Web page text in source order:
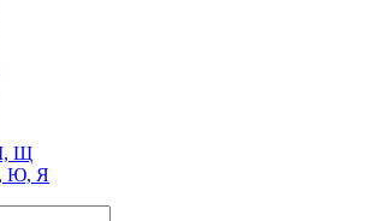
Щ
Ю, Я